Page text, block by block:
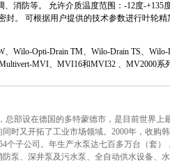
防等。 允许介质温度范围：-12度-+135
封。 可根据用户提供的技术参数进行叶轮
Opti-Drain TM、Wilo-Drain TS、Wilo-
MVI、MVI16和MVI32 、MV2000系
总部设在德国的多特蒙德市，是目前世界上
时又开拓了工业市场领域。2000年，收购
个子公司。年生产水泵达七百多万台（套）
泵、深井泵及污水泵、全自动供水设备、